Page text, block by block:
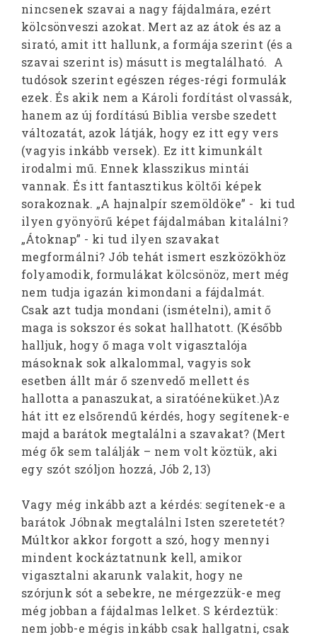
nincsenek szavai a nagy fájdalmára, ezért
kölcsönveszi azokat. Mert az az átok és az a
sirató, amit itt hallunk, a formája szerint (és a
szavai szerint is) másutt is megtalálható. A
tudósok szerint egészen réges-régi formulák
ezek. És akik nem a Károli fordítást olvassák,
hanem az új fordítású Biblia versbe szedett
változatát, azok látják, hogy ez itt egy vers
(vagyis inkább versek). Ez itt kimunkált
irodalmi mű. Ennek klasszikus mintái
vannak. És itt fantasztikus költői képek
sorakoznak. „A hajnalpír szemöldöke” - ki tud
ilyen gyönyörű képet fájdalmában kitalálni?
„Átoknap” - ki tud ilyen szavakat
megformálni? Jób tehát ismert eszközökhöz
folyamodik, formulákat kölcsönöz, mert még
nem tudja igazán kimondani a fájdalmát.
Csak azt tudja mondani (ismételni), amit ő
maga is sokszor és sokat hallhatott. (Később
halljuk, hogy ő maga volt vigasztalója
másoknak sok alkalommal, vagyis sok
esetben állt már ő szenvedő mellett és
hallotta a panaszukat, a siratóéneküket.)Az
hát itt ez elsőrendű kérdés, hogy segítenek-e
majd a barátok megtalálni a szavakat? (Mert
még ők sem találják – nem volt köztük, aki
egy szót szóljon hozzá, Jób 2, 13)
Vagy még inkább azt a kérdés: segítenek-e a
barátok Jóbnak megtalálni Isten szeretetét?
Múltkor akkor forgott a szó, hogy mennyi
mindent kockáztatnunk kell, amikor
vigasztalni akarunk valakit, hogy ne
szórjunk sót a sebekre, ne mérgezzük-e meg
még jobban a fájdalmas lelket. S kérdeztük:
nem jobb-e mégis inkább csak hallgatni, csak